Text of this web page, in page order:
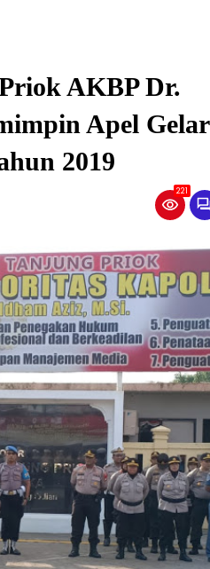
AKBP Dr.
Apel Gelar
2019
221